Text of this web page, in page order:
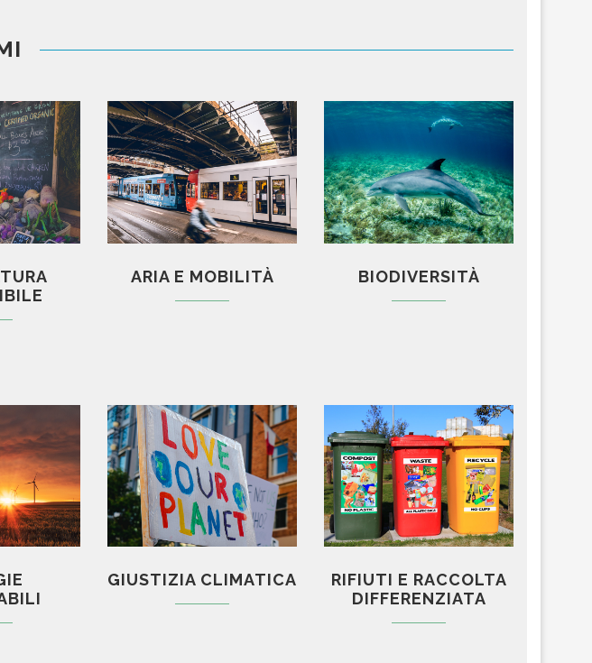
ARIA E MOBILITÀ BIODIVERSITÀ
GIUSTIZIA CLIMATICA
RIFIUTI E RACCOLTA
DIFFERENZIATA